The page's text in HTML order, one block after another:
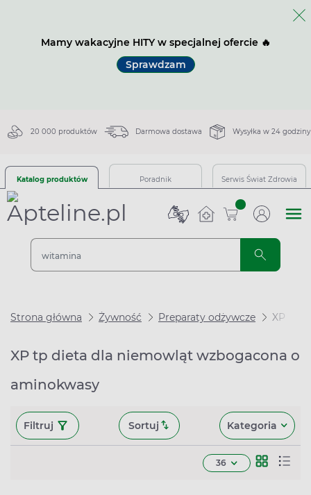
Mamy wakacyjne HITY w specjalnej ofercie 🔥
Sprawdzam
20 000 produktów Darmowa dostawa Wysyłka w 24 godziny
Katalog produktów Poradnik Serwis Świat Zdrowia
sztuk
Strona główna Żywność Preparaty odżywcze XP
XP tp dieta dla niemowląt wzbogacona o
aminokwasy
Filtruj Sortuj Kategoria
36